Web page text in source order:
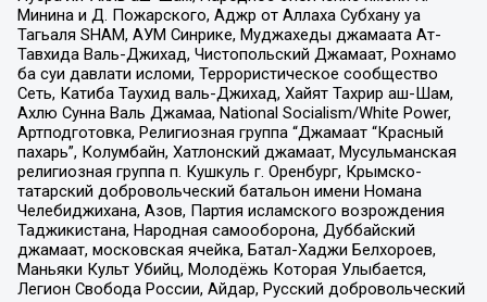
Минина и Д. Пожарского, Аджр от Аллаха Субхану уа
Тагьаля SHAM, АУМ Синрике, Муджахеды джамаата Ат-
Тавхида Валь-Джихад, Чистопольский Джамаат, Рохнамо
ба суи давлати исломи, Террористическое сообщество
Сеть, Катиба Таухид валь-Джихад, Хайят Тахрир аш-Шам,
Ахлю Сунна Валь Джамаа, National Socialism/White Power,
Артподготовка, Религиозная группа “Джамаат “Красный
пахарь”, Колумбайн, Хатлонский джамаат, Мусульманская
религиозная группа п. Кушкуль г. Оренбург, Крымско-
татарский добровольческий батальон имени Номана
Челебиджихана, Азов, Партия исламского возрождения
Таджикистана, Народная самооборона, Дуббайский
джамаат, московская ячейка, Батал-Хаджи Белхороев,
Маньяки Культ Убийц, Молодёжь Которая Улыбается,
Легион Свобода России, Айдар, Русский добровольческий